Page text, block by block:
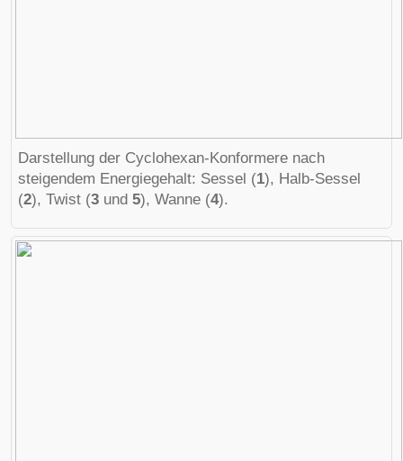
Darstellung der Cyclohexan-Konformere nach
steigendem Energiegehalt: Sessel (1), Halb-Sessel
(2), Twist (3 und 5), Wanne (4).